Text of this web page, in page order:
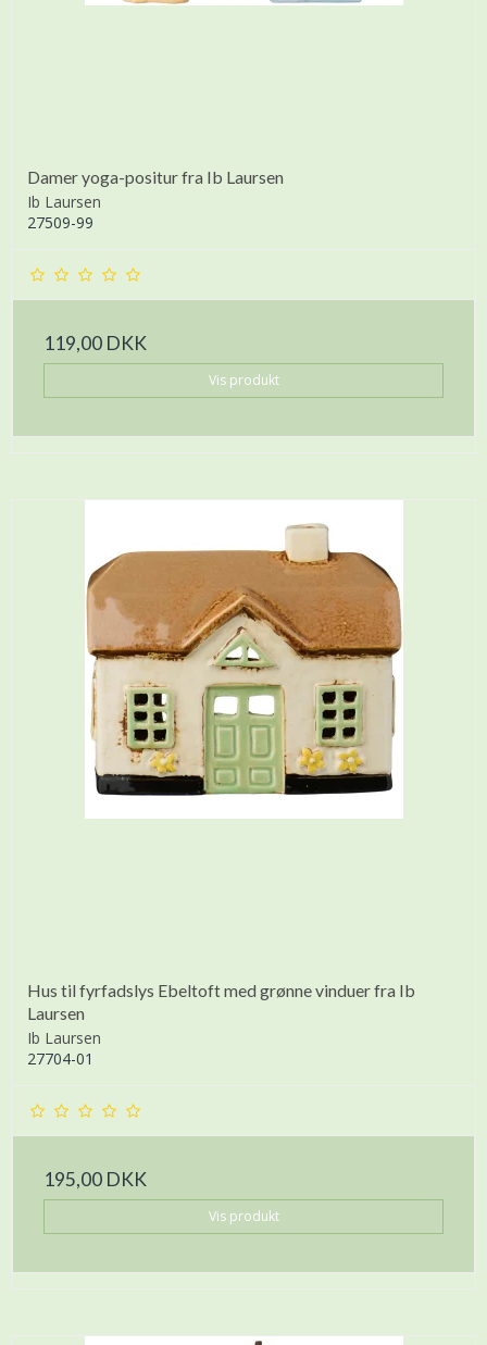
Damer yoga-positur fra Ib Laursen
Ib Laursen
27509-99
119,00 DKK
Vis produkt
Hus til fyrfadslys Ebeltoft med grønne vinduer fra Ib
Laursen
Ib Laursen
27704-01
195,00 DKK
Vis produkt